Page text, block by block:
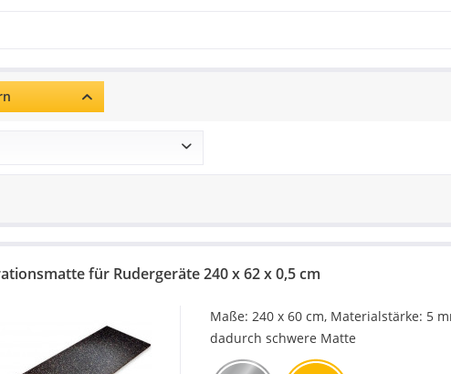
für Rudergeräte 240 x 62 x 0,5 cm
Maße: 240 x 60 cm, Materialstärke: 5
dadurch schwere Matte